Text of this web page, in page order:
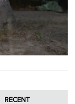
RECENT